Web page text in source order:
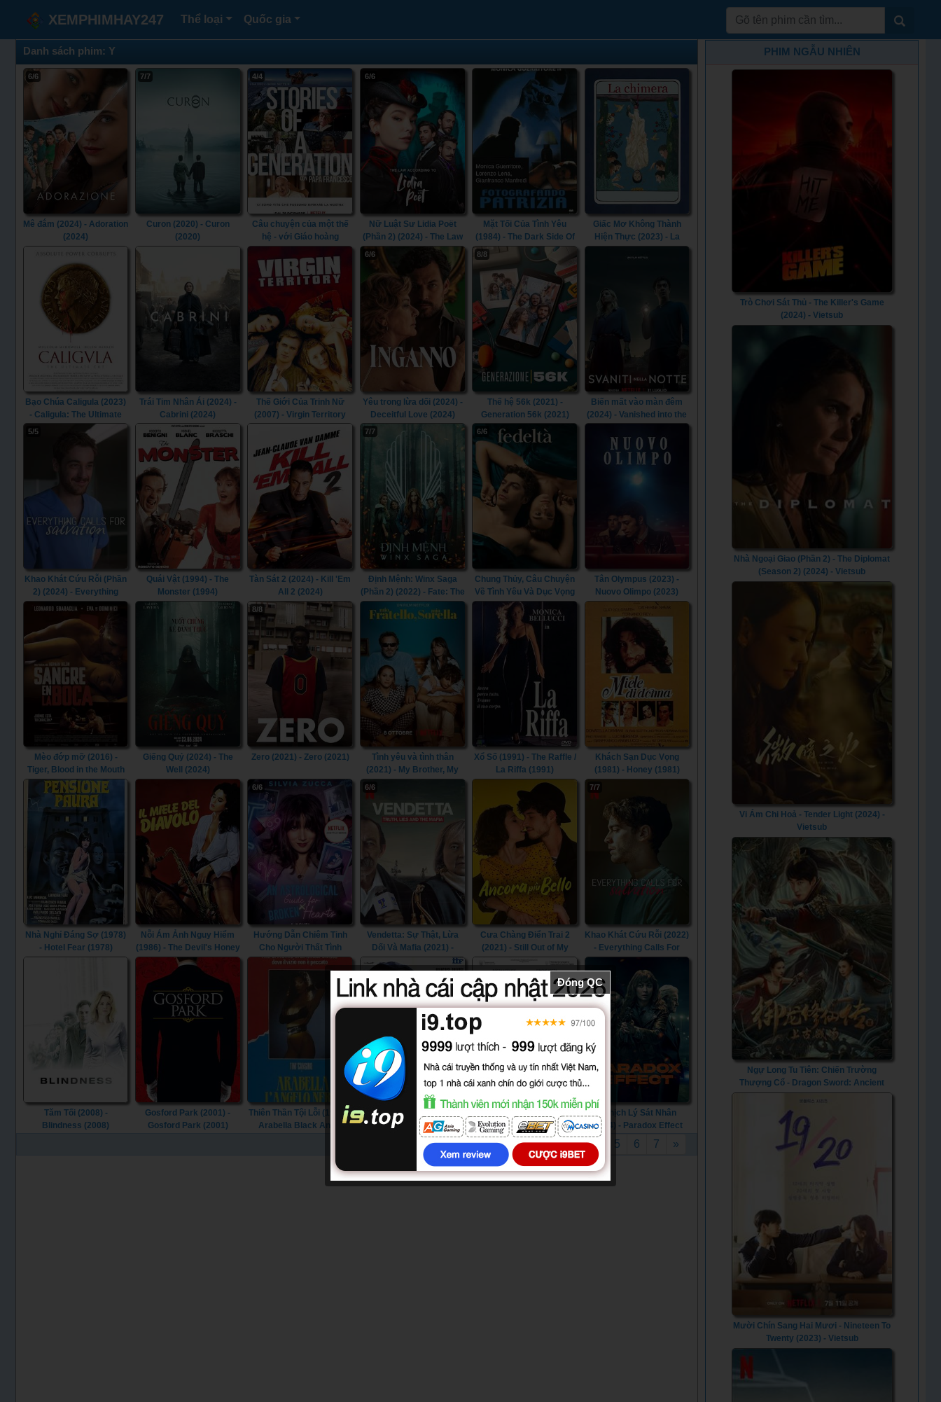
XEMPHIMHAY247 Thể loại Quốc gia
Danh sách phim: Y
6/6
Mê đắm (2024) - Adoration
(2024)
7/7
Curon (2020) - Curon
(2020)
4/4
Câu chuyện của một thế
hệ - với Giáo hoàng
Francis (2021) - Stories of
a Generation - with Pope
Francis (2021)
6/6
Nữ Luật Sư Lidia Poët
(Phần 2) (2024) - The Law
According to Lidia Poët
(Season 2) (2024)
Mặt Tối Của Tình Yêu
(1984) - The Dark Side Of
Love (1984)
Giấc Mơ Không Thành
Hiện Thực (2023) - La
Chimera (2023)
Bạo Chúa Caligula (2023)
- Caligula: The Ultimate
Cut (2023)
Trái Tim Nhân Ái (2024) -
Cabrini (2024)
Thế Giới Của Trinh Nữ
(2007) - Virgin Territory
(2007)
6/6
Yêu trong lừa dối (2024) -
Deceitful Love (2024)
8/8
Thế hệ 56k (2021) -
Generation 56k (2021)
Biến mất vào màn đêm
(2024) - Vanished into the
5/5
Khao Khát Cứu Rỗi (Phần
2) (2024) - Everything
Calls for Salvation
(Season 2) (2024)
Quái Vật (1994) - The
Monster (1994)
Tàn Sát 2 (2024) - Kill 'Em
All 2 (2024)
7/7
Định Mệnh: Winx Saga
(Phần 2) (2022) - Fate: The
Winx Saga (Season 2)
(2022)
6/6
Chung Thủy, Câu Chuyện
Về Tình Yêu Và Dục Vọng
(2022) - Devotion, a Story
of Love and Desire (2022)
Tân Olympus (2023) -
Nuovo Olimpo (2023)
Mèo đớp mỡ (2016) -
Tiger, Blood in the Mouth
(2016)
Giếng Quỷ (2024) - The
Well (2024)
8/8
Zero (2021) - Zero (2021)
Tình yêu và tình thân
(2021) - My Brother, My
Xổ Số (1991) - The Raffle /
La Riffa (1991)
Khách Sạn Dục Vọng
(1981) - Honey (1981)
Nhà Nghỉ Đáng Sợ (1978)
- Hotel Fear (1978)
Nỗi Ám Ảnh Nguy Hiểm
(1986) - The Devil's Honey
(1986)
6/6
Hướng Dẫn Chiêm Tinh
Cho Người Thất Tình
(Phần 1) (2021) - An
Astrological Guide For
Broken Hearts (Season 1)
(2021)
6/6
Vendetta: Sự Thật, Lừa
Dối Và Mafia (2021) -
Vendetta: Truth, Lies And
The Mafia (2021)
Cưa Chàng Điển Trai 2
(2021) - Still Out of My
League (2021)
7/7
Khao Khát Cứu Rỗi (2022)
- Everything Calls For
Salvation (2022)
Tăm Tối (2008) -
Blindness (2008)
Gosford Park (2001) -
Gosford Park (2001)
Thiên Thần Tội Lỗi (1989) -
Arabella Black Angel
Nữ Tu Tội Lỗi (1974) - The
Sinful Nuns of Saint
Valentine (1974)
My Carpathian Grandpa
(2023) - My Carpathian
Grandpa (2023)
Nghịch Lý Sát Nhân
(2024) - Paradox Effect
(2024)
1 2 3 4 5 6 7 »
PHIM NGẪU NHIÊN
Trò Chơi Sát Thủ - The Killer's Game
(2024) - Vietsub
Nhà Ngoại Giao (Phần 2) - The Diplomat
(Season 2) (2024) - Vietsub
Vi Ám Chi Hoả - Tender Light (2024) -
Vietsub
Ngự Long Tu Tiên: Chiến Trường
Thượng Cổ - Dragon Sword: Ancient
Battlefield (2023) - Vietsub
Mười Chín Sang Hai Mươi - Nineteen To
Twenty (2023) - Vietsub
Đóng QC